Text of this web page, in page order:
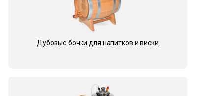
Дубовые бочки для напитков и виски